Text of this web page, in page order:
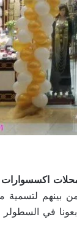
اكسسوارات
بينهم لتسمية
في السطولر